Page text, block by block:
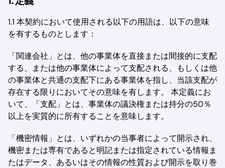
1.1 本契約において使用される以下の用語は、以下の意味
を有するものとします：
「関連会社」とは、他の事業体を直接または間接的に支配
する、または他の事業体によって支配される、もしくは他
の事業体と共通の支配下にある事業体を指し、当該支配が
存在する限りにおいてその意味を有します。 本定義にお
いて、「支配」とは、事業体の議決権または持分の50％
以上を実質的に所有することを意味します。
「機密情報」とは、いずれかの当事者によって開示され、
機密または専有であると明記または指定されている情報ま
たはデータ、あるいはその情報の性質および開示を取り巻